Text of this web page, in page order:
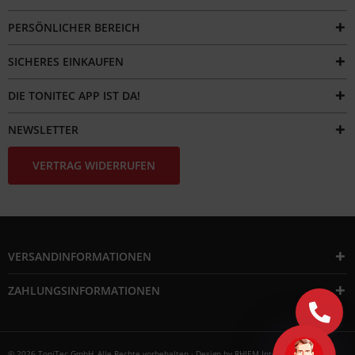
PERSÖNLICHER BEREICH
SICHERES EINKAUFEN
DIE TONITEC APP IST DA!
NEWSLETTER
VERTRAG WIDERRUFEN
VERSANDINFORMATIONEN
ZAHLUNGSINFORMATIONEN